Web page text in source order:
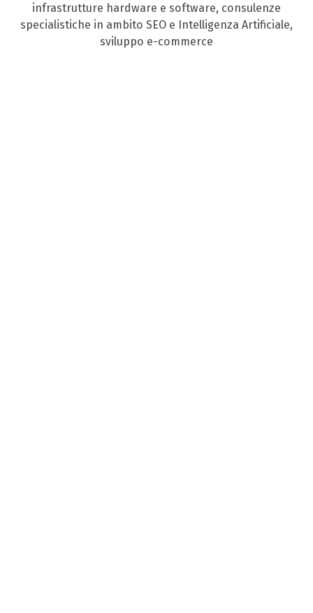
infrastrutture hardware e software, consulenze
specialistiche in ambito SEO e Intelligenza Artificiale,
sviluppo e-commerce